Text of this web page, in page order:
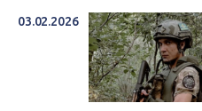
измене и
общественной
безопасности
коллегия судей
Львова вынесла
03.02.2026